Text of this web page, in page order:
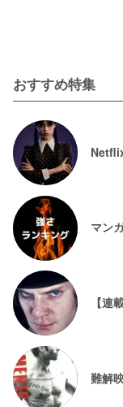
おすすめ特集
マン
【連
難解